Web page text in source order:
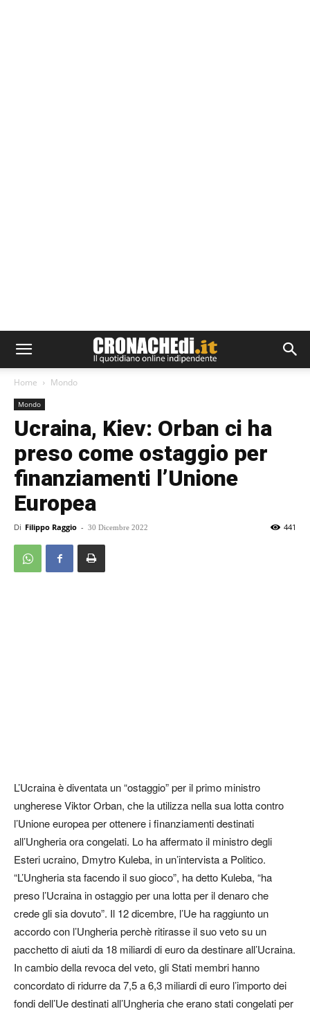
Home Mondo
Mondo
Ucraina, Kiev: Orban ci ha
preso come ostaggio per
finanziamenti l’Unione
Europea
Di Filippo Raggio - 30 Dicembre 2022 441
L’Ucraina è diventata un “ostaggio” per il primo ministro
ungherese Viktor Orban, che la utilizza nella sua lotta contro
l’Unione europea per ottenere i finanziamenti destinati
all’Ungheria ora congelati. Lo ha affermato il ministro degli
Esteri ucraino, Dmytro Kuleba, in un’intervista a Politico.
“L’Ungheria sta facendo il suo gioco”, ha detto Kuleba, “ha
preso l’Ucraina in ostaggio per una lotta per il denaro che
crede gli sia dovuto”. Il 12 dicembre, l’Ue ha raggiunto un
accordo con l’Ungheria perchè ritirasse il suo veto su un
pacchetto di aiuti da 18 miliardi di euro da destinare all’Ucraina.
In cambio della revoca del veto, gli Stati membri hanno
concordato di ridurre da 7,5 a 6,3 miliardi di euro l’importo dei
fondi dell’Ue destinati all’Ungheria che erano stati congelati per